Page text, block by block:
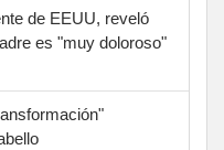
de EEUU, reveló
es "muy doloroso"